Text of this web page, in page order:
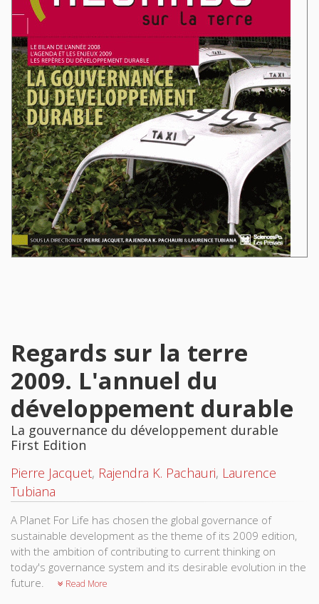
Regards sur la terre
2009. L'annuel du
développement durable
La gouvernance du développement durable
First Edition
Pierre Jacquet, Rajendra K. Pachauri, Laurence
Tubiana
A Planet For Life has chosen the global governance of
sustainable development as the theme of its 2009 edition,
with the ambition of contributing to current thinking on
today's governance system and its desirable evolution in the
future.
Read More